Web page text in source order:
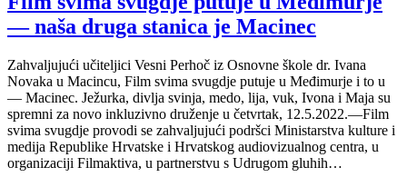
svima
svugdje
Festivalu!”
— naša druga stanica je Macinec
Zahvaljujući učiteljici Vesni Perhoč iz Osnovne škole dr. Ivana
Novaka u Macincu, Film svima svugdje putuje u Međimurje i to u
— Macinec. Ježurka, divlja svinja, medo, lija, vuk, Ivona i Maja su
spremni za novo inkluzivno druženje u četvrtak, 12.5.2022.—Film
svima svugdje provodi se zahvaljujući podršci Ministarstva kulture i
medija Republike Hrvatske i Hrvatskog audiovizualnog centra, u
organizaciji Filmaktiva, u partnerstvu s Udrugom gluhih…